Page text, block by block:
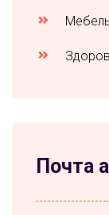
Почта